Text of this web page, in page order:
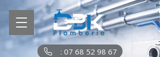
: 07 68 52 98 67